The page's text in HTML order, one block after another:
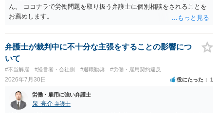
るか、解除事由が双方にどう定められているか、違約金の算定根拠が
合理的か、という複数論点に分かれます。契約前なら、交渉のパワー
コストを抑えやすいので、資料等を持参の上弁護士に確認されること
をお勧めします。 ・事務所側の解除でも、解除理由によってはタレン
ト側に損害賠償が発生する建付けになっていることはあります。ただ
し、事務所側が一方的に解除したのにタレントへ違約金を課す設計
は、合理性や対価性を欠くとして争いやすいです。逆に、タレント側
の重大な契約違反がある場合は、実損害の範囲で請求される可能性は
あります。
ん。 ココナラで労働問題を取り扱う弁護士に個別相談をされることを
お薦めします。
弁護士が裁判中に不十分な主張をすることの影響につ
いて
#不当解雇 #経営者・会社側 #退職勧奨 #労働・雇用契約違反
2026年7月30日 役にたった 1
労働・雇用に強い弁護士
泉 亮介 弁護士